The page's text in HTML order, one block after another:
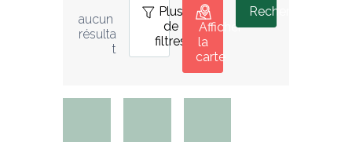
aucun
résulta
t
Plus
de
filtres
Afficher
la
carte
Rechercher